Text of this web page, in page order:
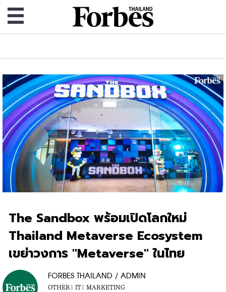
The Sandbox พร้อมเปิดโลกใหม่
Thailand Metaverse Ecosystem
เขย่าวงการ "Metaverse" ในไทย
FORBES THAILAND / ADMIN
OTHER | IT |
MARKETING